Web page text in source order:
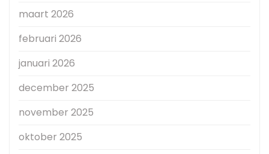
maart 2026
februari 2026
januari 2026
december 2025
november 2025
oktober 2025